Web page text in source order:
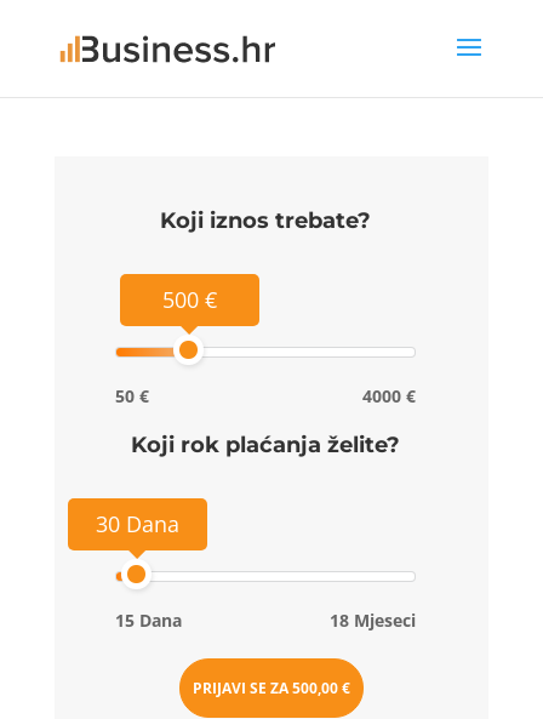
Koji iznos trebate?
500 €
50 € 4000 €
Koji rok plaćanja želite?
30 Dana
15 Dana 18 Mjeseci
PRIJAVI SE ZA500,00 €